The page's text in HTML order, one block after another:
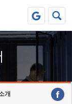
개